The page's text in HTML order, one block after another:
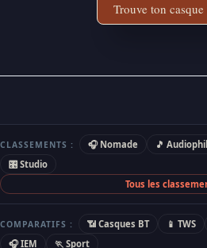
Trouve ton
CLASSEMENTS : 🎧 Nomade 🎵
🎛 Studio
Tous les
COMPARATIFS : 📶 Casques BT 📱 TWS
🎧 IEM
🏃 Sport